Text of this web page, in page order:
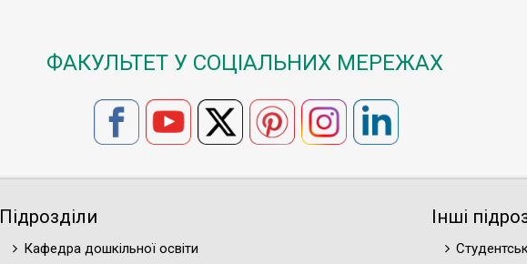
ФАКУЛЬТЕТ У СОЦІАЛЬНИХ МЕРЕЖАХ
Підрозділи
Кафедра дошкільної освіти
Інші